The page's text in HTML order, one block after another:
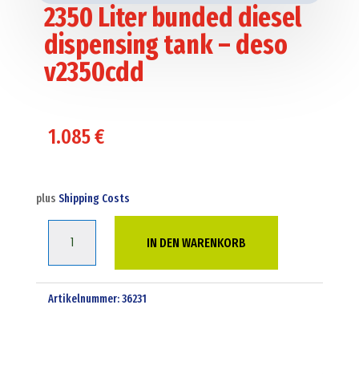
2350 Liter bunded diesel
dispensing tank – deso
v2350cdd
1.085€
plus Shipping Costs
diesel
IN DEN WARENKORB
Artikelnummer:36231